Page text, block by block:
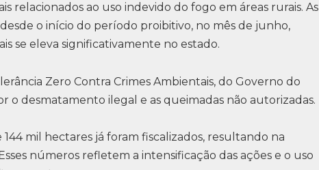
relacionados ao uso indevido do fogo em áreas rurais. As
o início do período proibitivo, no mês de junho,
se eleva significativamente no estado.
Zero Contra Crimes Ambientais, do Governo do
o desmatamento ilegal e as queimadas não autorizadas.
mil hectares já foram fiscalizados, resultando na
números refletem a intensificação das ações e o uso